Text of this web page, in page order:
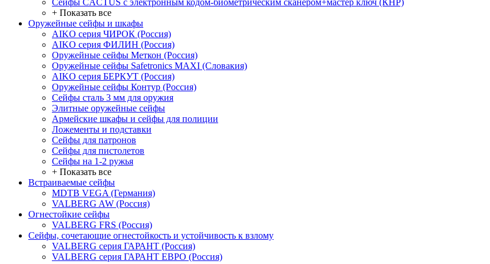
Сейфы CACTUS с электронным кодом-биометрическим сканером+мастер ключ (КНР)
+ Показать все
Оружейные сейфы и шкафы
AIKO серия ЧИРОК (Россия)
AIKO серия ФИЛИН (Россия)
Оружейные сейфы Меткон (Россия)
Оружейные сейфы Safetronics MAXI (Словакия)
AIKO серия БЕРКУТ (Россия)
Оружейные сейфы Контур (Россия)
Сейфы сталь 3 мм для оружия
Элитные оружейные сейфы
Армейские шкафы и сейфы для полиции
Ложементы и подставки
Сейфы для патронов
Сейфы для пистолетов
Сейфы на 1-2 ружья
+ Показать все
Встраиваемые сейфы
MDTB VEGA (Германия)
VALBERG AW (Россия)
Огнестойкие сейфы
VALBERG FRS (Россия)
Сейфы, сочетающие огнестойкость и устойчивость к взлому
VALBERG серия ГАРАНТ (Россия)
VALBERG серия ГАРАНТ ЕВРО (Россия)